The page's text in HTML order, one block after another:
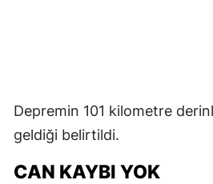
Depremin 101 kilometre
geldiği belirtildi.
CAN KAYBI YOK